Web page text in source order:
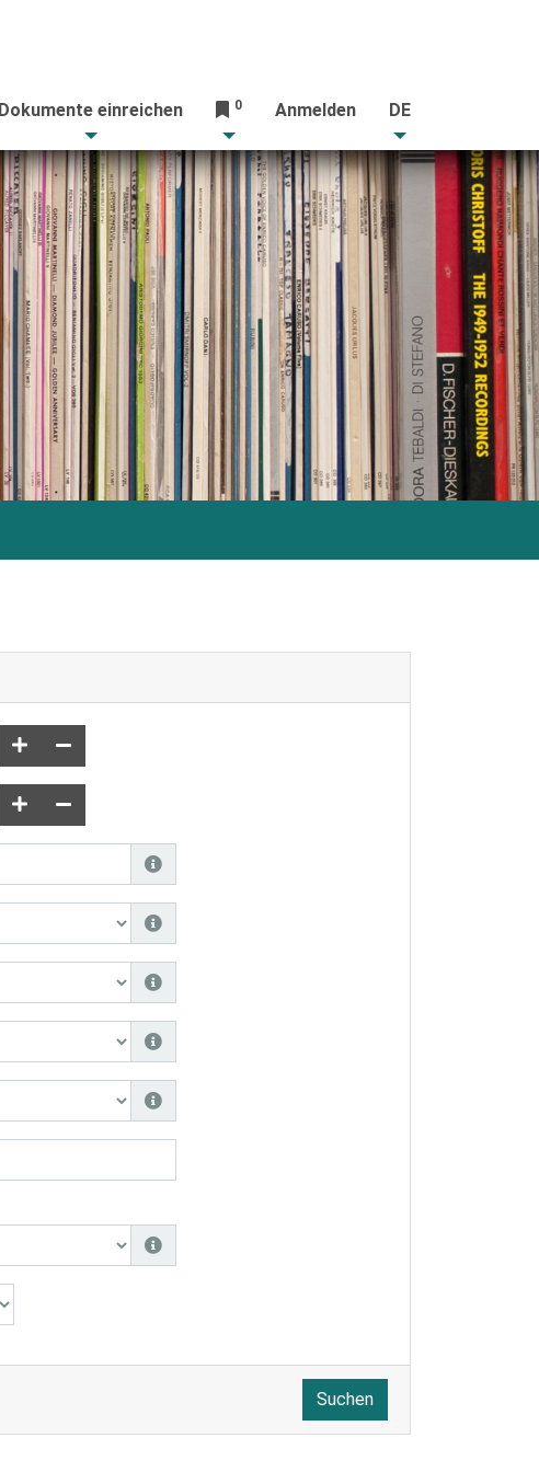
Dokumente einreichen 0 Anmelden DE
Suchen